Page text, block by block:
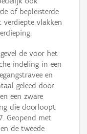
of bepleisterde
verdiepte vlakken
de voor het
indeling in een
en
geleed door
een zware
die doorloopt
Geopend met
de tweede